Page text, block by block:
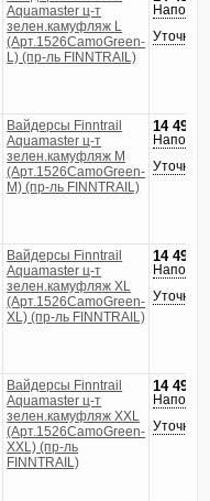
Aquamaster ц-т
зелен.камуфляж L
(Арт.1526CamoGreen-
L) (пр-ль FINNTRAIL)
Вайдерсы Finntrail
Aquamaster ц-т
зелен.камуфляж M
(Арт.1526CamoGreen-
M) (пр-ль FINNTRAIL)
14 490
Вайдерсы Finntrail
Aquamaster ц-т
зелен.камуфляж XL
(Арт.1526CamoGreen-
XL) (пр-ль FINNTRAIL)
14 490
Вайдерсы Finntrail
Aquamaster ц-т
зелен.камуфляж XXL
(Арт.1526CamoGreen-
XXL) (пр-ль
FINNTRAIL)
14 490